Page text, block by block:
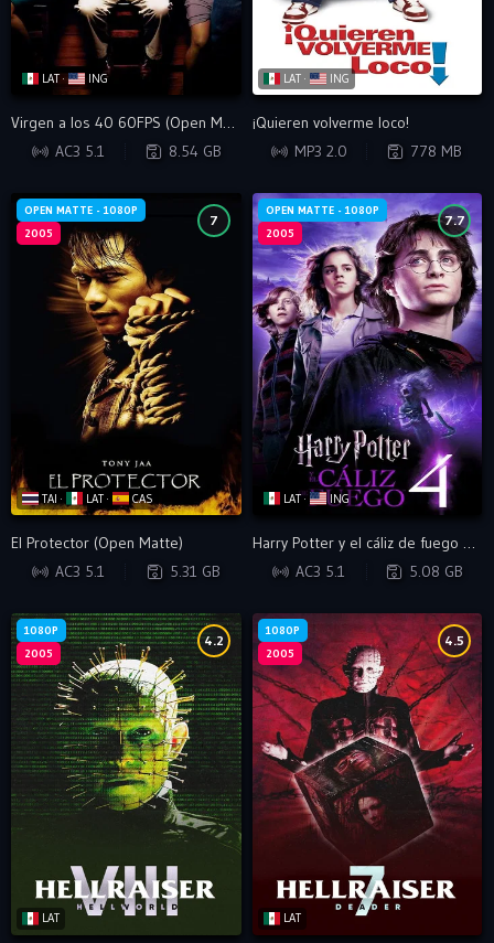
LAT · ING
WEB-DL
Virgen a los 40 60FPS (Open Matte)
AC3 5.1
8.54 GB
LAT · ING
WEB-DL
¡Quieren volverme loco!
MP3 2.0
778 MB
OPEN MATTE - 1080P
2005
7
TAI · LAT · CAS
BRRIP
El Protector (Open Matte)
AC3 5.1
5.31 GB
OPEN MATTE - 1080P
2005
7.7
LAT · ING
BRRIP
Harry Potter y el cáliz de fuego 4 (Open Matte)
AC3 5.1
5.08 GB
1080P
2005
4.2
LAT
1080P
2005
4.5
LAT